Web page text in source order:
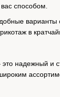
способом.
варианты
в
надежный